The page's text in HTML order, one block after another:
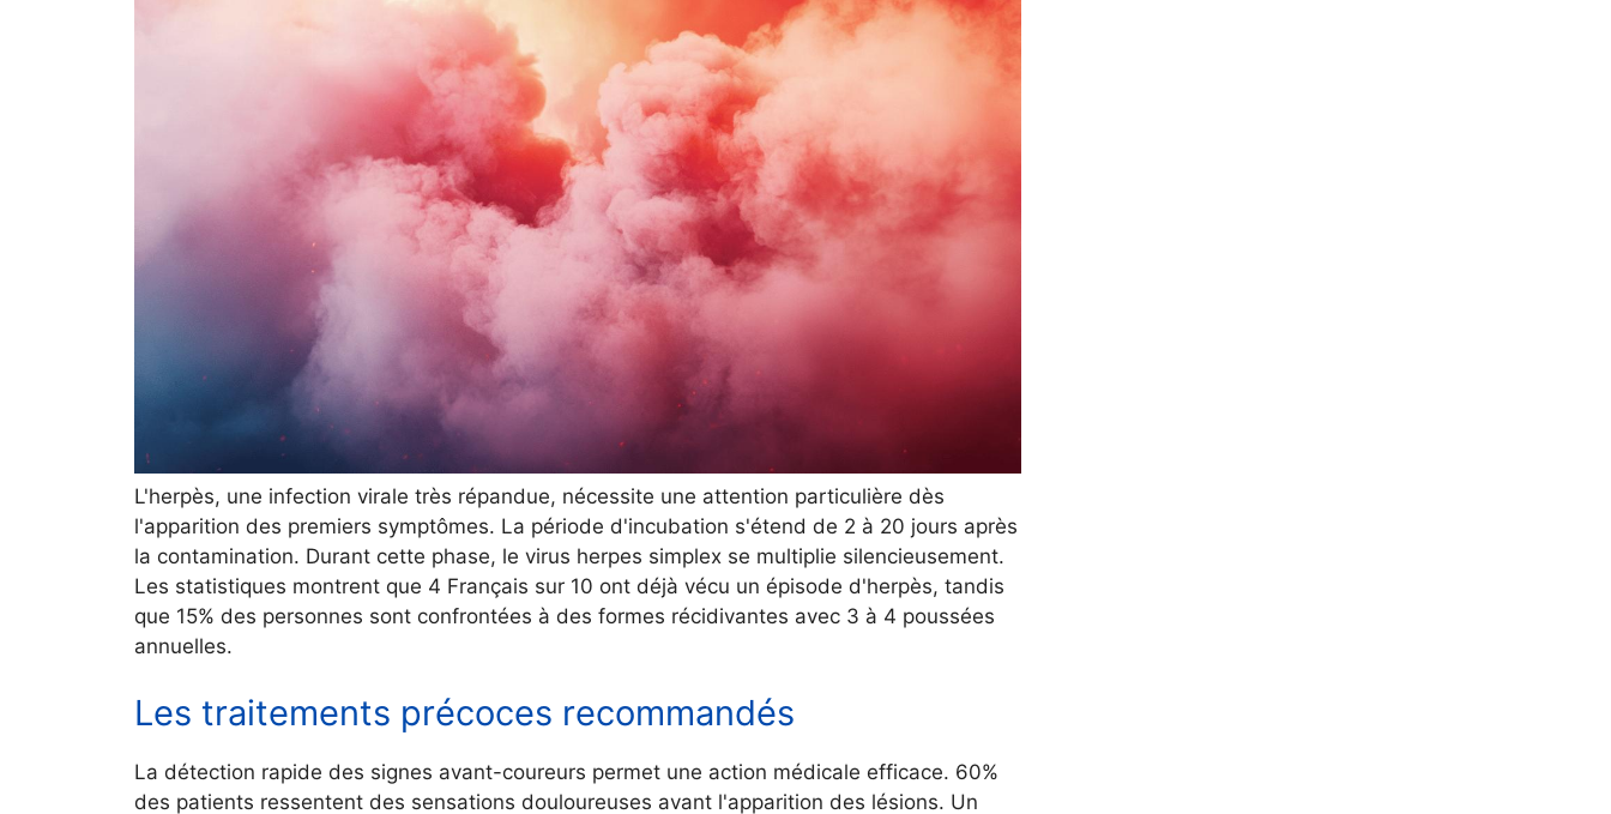
L'herpès, une infection virale très répandue, nécessite une attention particulière dès
l'apparition des premiers symptômes. La période d'incubation s'étend de 2 à 20 jours après
la contamination. Durant cette phase, le virus herpes simplex se multiplie silencieusement.
Les statistiques montrent que 4 Français sur 10 ont déjà vécu un épisode d'herpès, tandis
que 15% des personnes sont confrontées à des formes récidivantes avec 3 à 4 poussées
annuelles.
Les traitements précoces recommandés
La détection rapide des signes avant-coureurs permet une action médicale efficace. 60%
des patients ressentent des sensations douloureuses avant l'apparition des lésions. Un